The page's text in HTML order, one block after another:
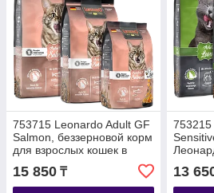
753715 Leonardo Adult GF
Salmon, беззерновой корм
для взрослых кошек в
возрасте с лососем, уп.1,8
кг.
15 850 ₸
753215
13